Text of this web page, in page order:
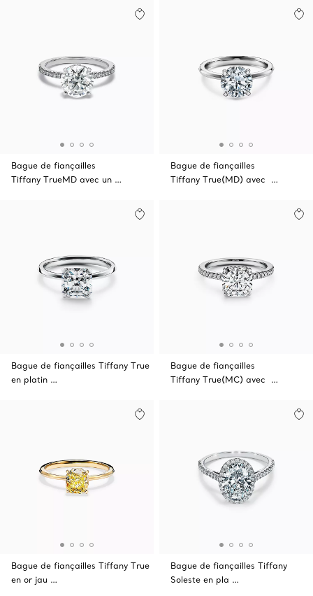
Bague de fiançailles
Tiffany TrueMD avec un …
Bague de fiançailles
Tiffany True(MD) avec …
Bague de fiançailles Tiffany True
en platin …
Bague de fiançailles
Tiffany True(MC) avec …
Bague de fiançailles Tiffany True
en or jau …
Bague de fiançailles Tiffany
Soleste en pla …